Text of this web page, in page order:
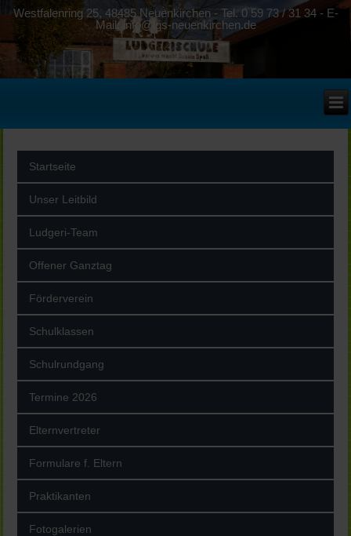
Westfalenring 25, 48485 Neuenkirchen - Tel. 0 59 73 / 31 34 - E-
Mail: info@lgs-neuenkirchen.de
Startseite
Unser Leitbild
Ludgeri-Team
Offener Ganztag
Förderverein
Schulklassen
Schulrundgang
Termine 2026
Elternvertreter
Formulare f. Eltern
Praktikanten
Fotogalerien